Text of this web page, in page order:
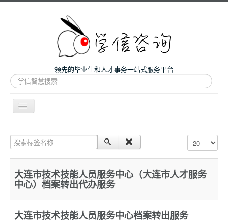
领先的毕业生和人才事务一站式服务平台
站
内
搜
导
航
关
微咨询
留学和考研
案例
关于我们
搜索标签名称 每页显示条数
大连市技术技能人员服务中心（大连市人才服务
中心）档案转出代办服务
大连市技术技能人员服务中心档案转出服务